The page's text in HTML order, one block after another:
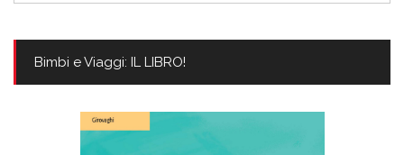
Bimbi e Viaggi: IL LIBRO!